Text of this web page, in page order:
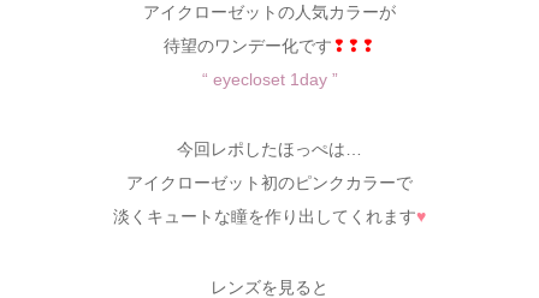
アイクローゼットの人気カラーが
待望のワンデー化です❢❢❢
“ eyecloset 1day ”
今回レポしたほっぺは…
アイクローゼット初のピンクカラーで
淡くキュートな瞳を作り出してくれます♥
レンズを見ると